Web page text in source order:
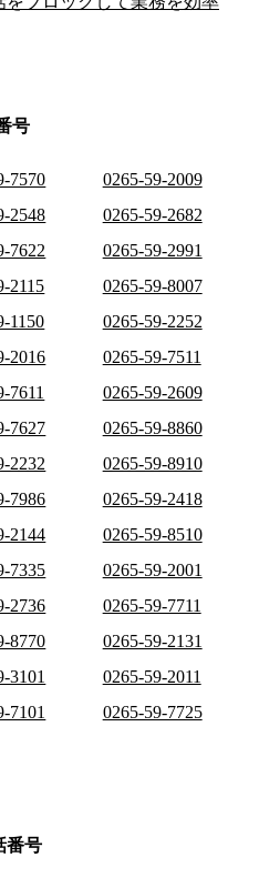
号
7570
0265-59-2009
2548
0265-59-2682
7622
0265-59-2991
2115
0265-59-8007
1150
0265-59-2252
2016
0265-59-7511
7611
0265-59-2609
7627
0265-59-8860
2232
0265-59-8910
7986
0265-59-2418
2144
0265-59-8510
7335
0265-59-2001
2736
0265-59-7711
8770
0265-59-2131
3101
0265-59-2011
7101
0265-59-7725
番号